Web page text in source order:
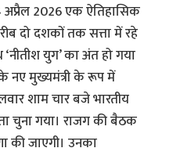
अप्रैल 2026 एक ऐतिहासिक
दो दशकों तक सत्ता में रहे
युग’ का अंत हो गया
नए मुख्यमंत्री के रूप में
शाम चार बजे भारतीय
चुना गया। राजग की बैठक
की जाएगी। उनका